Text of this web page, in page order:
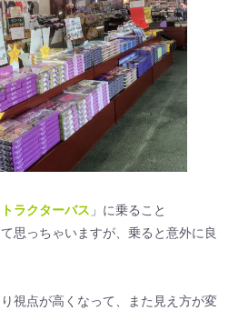
トラクターバス 」に乗ること
思っちゃいますが、乗ると意外に良
視点が高くなって、また見え方が変